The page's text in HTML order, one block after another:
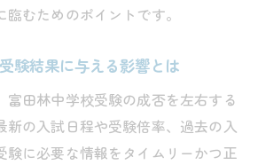
むためのポイントです。
験結果に与える影響とは
富田林中学校受験の成否を左右する
新の入試日程や受験倍率、過去の入
験に必要な情報をタイムリーかつ正